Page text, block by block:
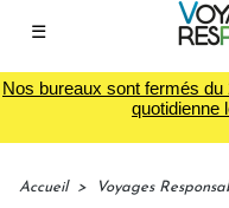
☰
Nos bureaux sont fermés
quotidienne
Accueil > Voyages